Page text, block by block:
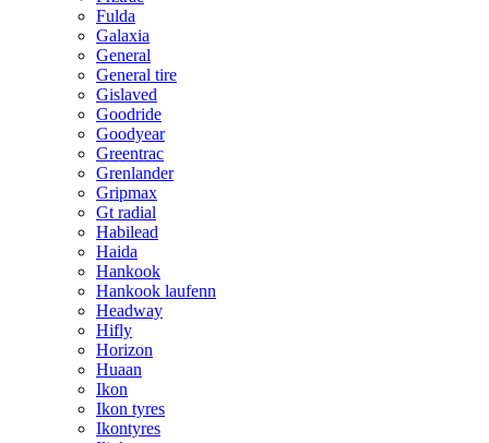
Fulda
Galaxia
General
General tire
Gislaved
Goodride
Goodyear
Greentrac
Grenlander
Gripmax
Gt radial
Habilead
Haida
Hankook
Hankook laufenn
Headway
Hifly
Horizon
Huaan
Ikon
Ikon tyres
Ikontyres